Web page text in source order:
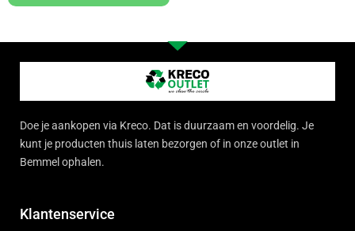
Doe je aankopen via Kreco. Dat is duurzaam en voordelig. Je
kunt je producten thuis laten bezorgen of in onze outlet in
Bemmel ophalen.
Klantenservice